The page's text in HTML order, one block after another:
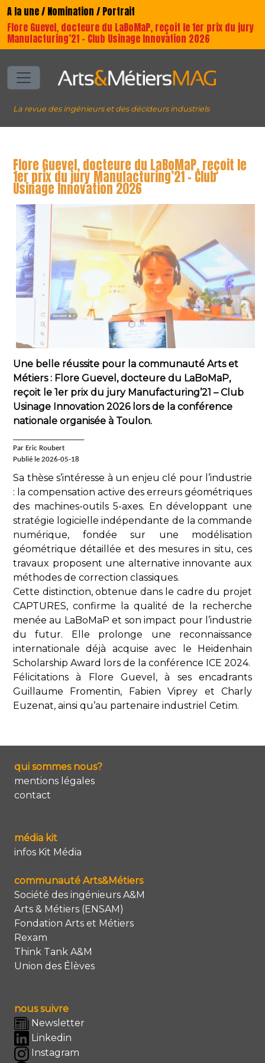
A la une / Nomination / Portrait
Flore Guevel, docteure du LaBoMaP, reçoit le 1er prix du jury
Manufacturing’21 – Club Usinage Innovation 2026
La revue des ingénieurs et des décideurs industriels
Flore Guevel, docteure du LaBoMaP, reçoit le
1er prix du jury Manufacturing’21 – Club
Usinage Innovation 2026
Une belle réussite pour la communauté Arts et
Métiers : Flore Guevel, docteure du LaBoMaP,
reçoit le 1er prix du jury Manufacturing’21 – Club
Usinage Innovation 2026 lors de la conférence
nationale organisée à Toulon.
Par Eric Roubert
Publié le 2026-05-18
Sa thèse s’intéresse à un enjeu clé pour l’industrie
: la compensation active des erreurs géométriques
des machines-outils 5-axes. En développant une
stratégie logicielle indépendante de la commande
numérique, fondée sur une modélisation
géométrique détaillée et des mesures in situ, ces
travaux proposent une alternative innovante aux
méthodes de correction classiques.
Cette distinction, obtenue dans le cadre du projet
CAPTURES, confirme la qualité de la recherche
menée au LaBoMaP et son impact pour l’industrie
du futur. Elle prolonge une reconnaissance
internationale déjà acquise avec le Heidenhain
Scholarship Award lors de la conférence ICE 2024.
Félicitations à Flore Guevel, à ses encadrants
Guillaume Fromentin, Fabien Viprey et Charly
Euzenat, ainsi qu’au partenaire industriel Cetim.
qui sommes nous?
mentions légales
contact
média kit
infos Kit Média
communauté Arts&Métiers
Société des ingénieurs A&M
Arts & Métiers (ENSAM)
Fondation Arts et Métiers
Rexam
Think Tank A&M
Union des Élèves
nous suivre
Newsletter
Linkedin
Instagram